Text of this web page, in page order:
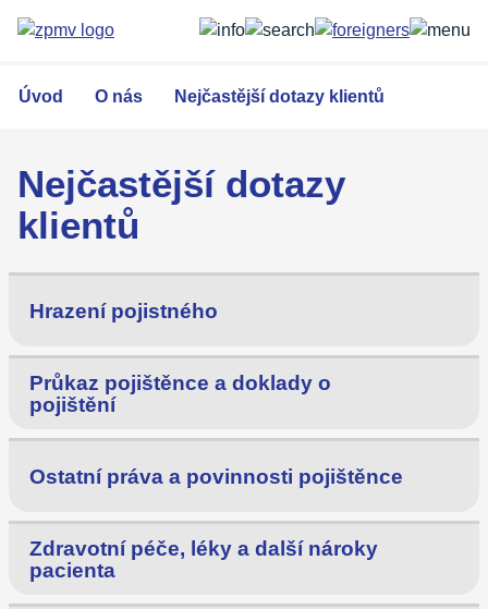
obsahu
Úvod O nás Nejčastější dotazy klientů
Nejčastější dotazy
klientů
Hrazení pojistného
Průkaz pojištěnce a doklady o
pojištění
Ostatní práva a povinnosti pojištěnce
Zdravotní péče, léky a další nároky
pacienta